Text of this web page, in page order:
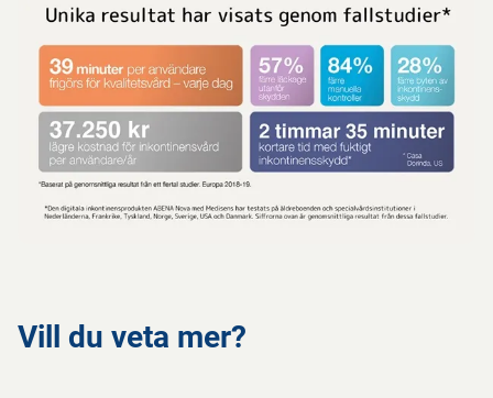
Vill du veta mer?